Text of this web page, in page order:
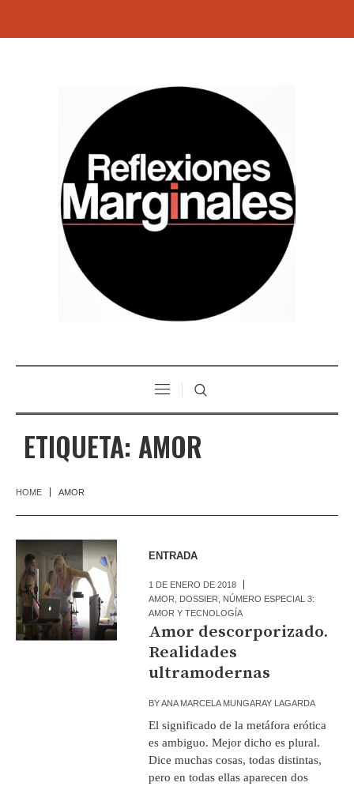
ETIQUETA: AMOR
HOME AMOR
ENTRADA
1 DE ENERO DE 2018
AMOR
DOSSIER
NÚMERO ESPECIAL 3:
AMOR Y TECNOLOGÍA
Amor descorporizado.
Realidades
ultramodernas
BYANA MARCELA MUNGARAY LAGARDA
El significado de la metáfora erótica
es ambiguo. Mejor dicho es plural.
Dice muchas cosas, todas distintas,
pero en todas ellas aparecen dos